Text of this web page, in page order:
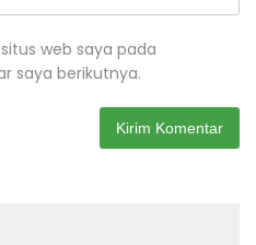
web saya pada
saya berikutnya.